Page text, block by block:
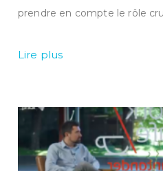
prendre en compte le rôle
Lire plus